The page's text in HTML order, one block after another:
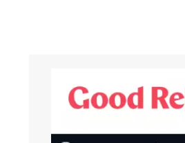
Bondo Advisors asesoró al
software asistente digital
food retail, hoteles y